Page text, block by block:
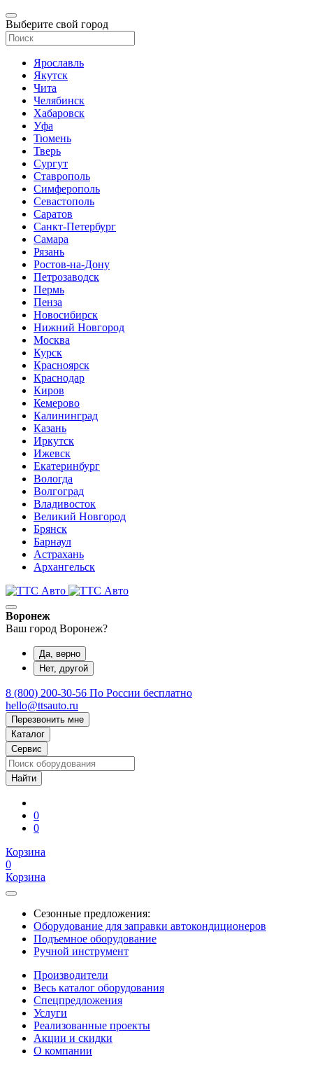
Выберите свой город
Ярославль
Якутск
Чита
Челябинск
Хабаровск
Уфа
Тюмень
Тверь
Сургут
Ставрополь
Симферополь
Севастополь
Саратов
Санкт-Петербург
Самара
Рязань
Ростов-на-Дону
Петрозаводск
Пермь
Пенза
Новосибирск
Нижний Новгород
Москва
Курск
Красноярск
Краснодар
Киров
Кемерово
Калининград
Казань
Иркутск
Ижевск
Екатеринбург
Вологда
Волгоград
Владивосток
Великий Новгород
Брянск
Барнаул
Астрахань
Архангельск
Воронеж
Ваш город Воронеж?
Да, верно
Нет, другой
8 (800) 200-30-56 По России бесплатно
hello@ttsauto.ru
Перезвонить мне
Каталог
Сервис
0
0
Корзина
0
Корзина
Сезонные предложения:
Оборудование для заправки автокондиционеров
Подъемное оборудование
Ручной инструмент
Производители
Весь каталог оборудования
Спецпредложения
Услуги
Реализованные проекты
Акции и скидки
О компании